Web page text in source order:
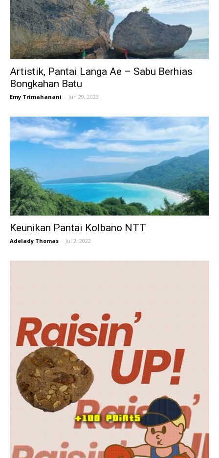
Artistik, Pantai Langa Ae – Sabu Berhias
Bongkahan Batu
Emy Trimahanani - Jun 29, 2023
Keunikan Pantai Kolbano NTT
Adelady Thomas - Jul 2, 2022